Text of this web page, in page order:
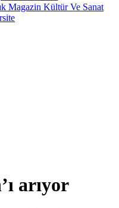
Magazin Kültür Ve Sanat
arıyor